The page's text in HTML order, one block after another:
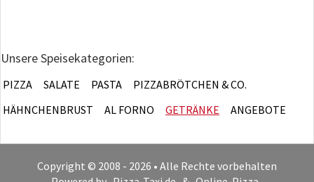
Unsere Speisekategorien:
PIZZA SALATE PASTA
PIZZABRÖTCHEN & CO.
HÄHNCHENBRUST
AL FORNO GETRÄNKE ANGEBOTE
Copyright © 2008 - 2026 • Alle Rechte vorbehalten